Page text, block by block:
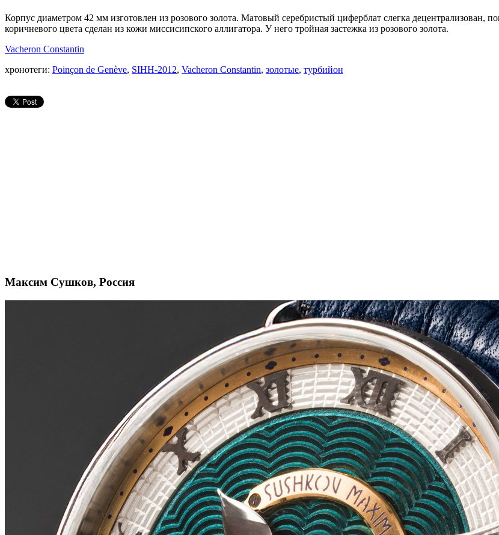
Корпус диаметром 42 мм изготовлен из розового золота. Матовый серебристый циферблат слегка децентрализован,
коричневого цвета сделан из кожи миссисипского аллигатора. У него тройная застежка из розового золота.
Vacheron Constantin
хронотеги: Poinçon de Genève, SIHH-2012, Vacheron Constantin, золотые, турбийон
Максим Сушков, Россия